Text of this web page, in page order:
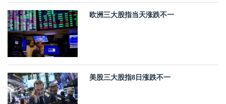
欧洲三大股指当天涨跌不一
美股三大股指8日涨跌不一